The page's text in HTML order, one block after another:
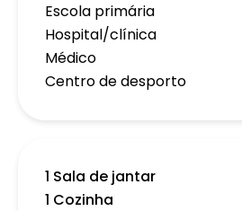
Escola primária
Hospital/clínica
Médico
Centro de desporto
1 Sala de jantar
1 Cozinha